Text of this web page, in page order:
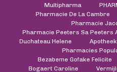
Multipharma
Pharmacie De La Cambre
Pharmacie
Pharmacie Peeters Sa Peeters
Duchateau Helene
Pharmacies
Bezabeme Gofake Felicite
Bogaert Caroline